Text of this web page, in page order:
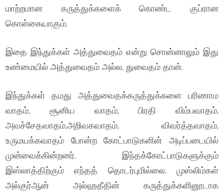
மாற்றமான கருத்துக்களைக் கொண்ட குப்ரான
கொள்கையாகும்.
இதை இந்துக்கள் அத்துவைதம் என்று சொன்னாலும் இது
உண்மையில் அத்துவைதம் அல்ல. துவைதம் தான்.
இந்துக்கள் தமது அத்துவைதக்கருத்துக்களை பரிணாம
வாதம், சூனிய வாதம், பிரதி விம்பவாதம்,
அவச்சேதவாதம்,அறிவகவாதம், விவர்த்தவாதம்,
உருமயக்கவாதம் போன்ற கோட்பாடுகளின் அடிப்படையில்
முன்வைக்கின்றனர். இந்தக்கோட்பாடுகளுக்கும்
இஸ்லாத்திற்கும் எந்தத் தொடர்புமில்லை. முஸ்லிம்கள்
அல்குர்ஆன் அல்ஹதீதின் கருத்துக்களினூடாக